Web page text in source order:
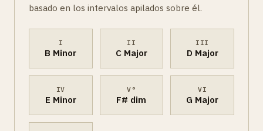
basado en los intervalos apilados sobre él.
I
B Minor
II
C Major
III
D Major
IV
E Minor
V°
F# dim
VI
G Major